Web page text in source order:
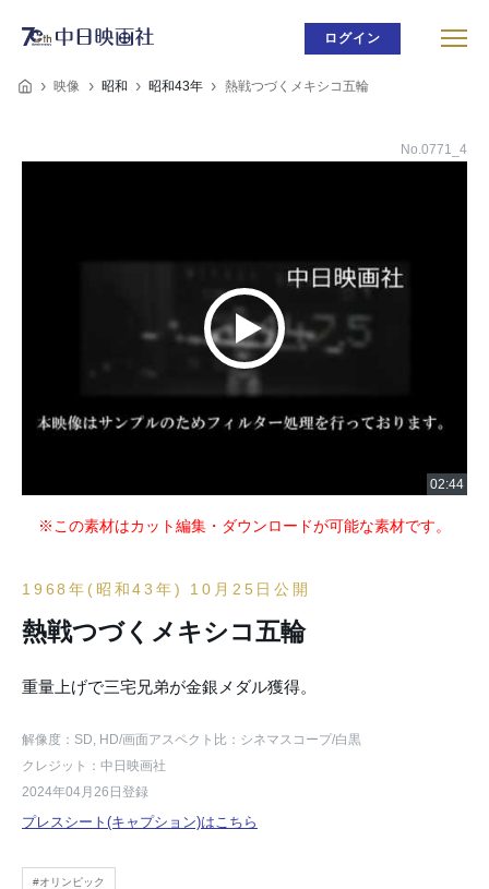
ログイン
映像 昭和 昭和43年 熱戦つづくメキシコ五輪
No.0771_4
※この素材はカット編集・ダウンロードが可能な素材です。
1968年(昭和43年) 10月25日公開
熱戦つづくメキシコ五輪
重量上げで三宅兄弟が金銀メダル獲得。
解像度：SD, HD/画面アスペクト比：シネマスコープ/白黒
クレジット：中日映画社
2024年04月26日登録
プレスシート(キャプション)はこちら
#オリンピック